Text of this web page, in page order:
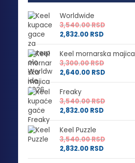
Worldwide
3,540.00RSD
2,832.00 RSD
Keel mornarska majica
3,300.00RSD
2,640.00 RSD
Freaky
3,540.00RSD
2,832.00 RSD
Keel Puzzle
3,540.00RSD
2,832.00 RSD